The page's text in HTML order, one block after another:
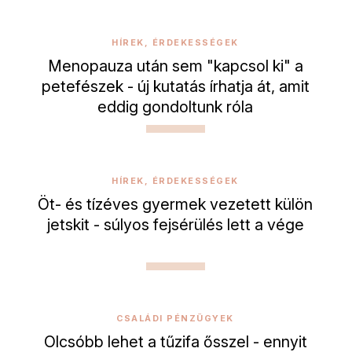
HÍREK, ÉRDEKESSÉGEK
Menopauza után sem "kapcsol ki" a
petefészek - új kutatás írhatja át, amit
eddig gondoltunk róla
HÍREK, ÉRDEKESSÉGEK
Öt- és tízéves gyermek vezetett külön
jetskit - súlyos fejsérülés lett a vége
CSALÁDI PÉNZÜGYEK
Olcsóbb lehet a tűzifa ősszel - ennyit